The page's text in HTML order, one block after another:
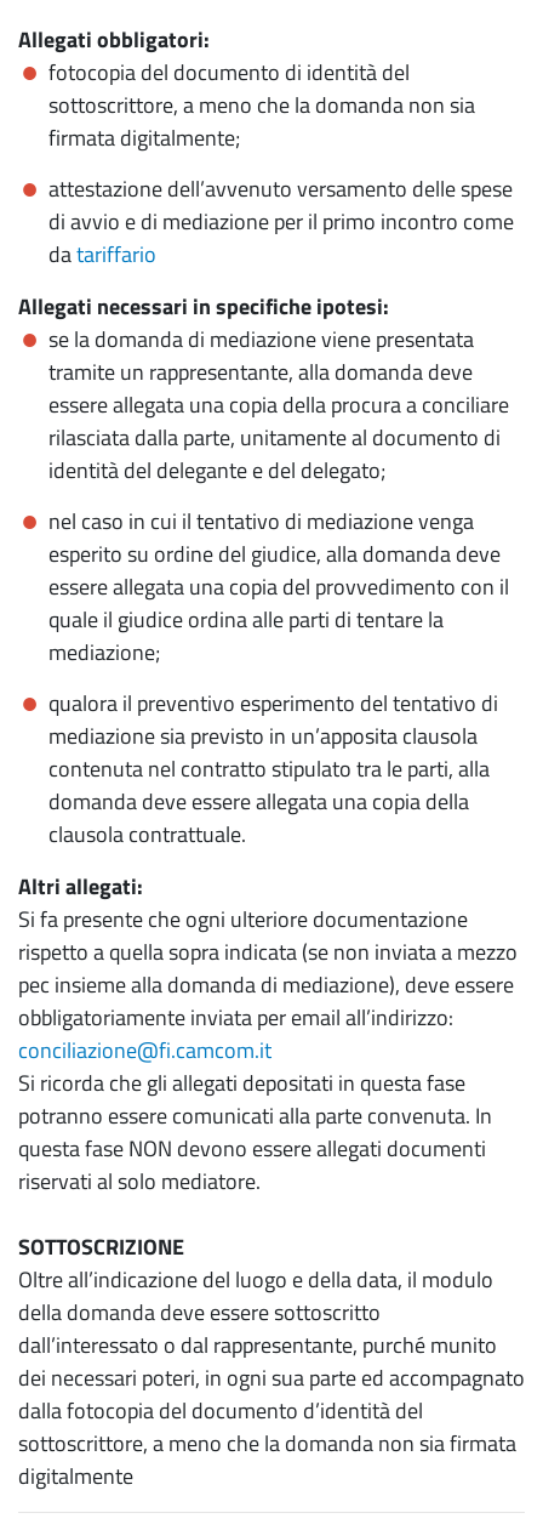
Allegati obbligatori:
fotocopia del documento di identità del
sottoscrittore, a meno che la domanda non sia
firmata digitalmente;
attestazione dell’avvenuto versamento delle spese
di avvio e di mediazione per il primo incontro come
datariffario
Allegati necessari in specifiche ipotesi:
se la domanda di mediazione viene presentata
tramite un rappresentante, alla domanda deve
essere allegata una copia della procura a conciliare
rilasciata dalla parte, unitamente al documento di
identità del delegante e del delegato;
nel caso in cui il tentativo di mediazione venga
esperito su ordine del giudice, alla domanda deve
essere allegata una copia del provvedimento con il
quale il giudice ordina alle parti di tentare la
mediazione;
qualora il preventivo esperimento del tentativo di
mediazione sia previsto in un’apposita clausola
contenuta nel contratto stipulato tra le parti, alla
domanda deve essere allegata una copia della
clausola contrattuale.
Altri allegati:
Si fa presente che ogni ulteriore documentazione
rispetto a quella sopra indicata (se non inviata a mezzo
pec insieme alla domanda di mediazione), deve essere
obbligatoriamente inviata per email all’indirizzo:
conciliazione@fi.camcom.it
Si ricorda che gli allegati depositati in questa fase
potranno essere comunicati alla parte convenuta. In
questa fase NON devono essere allegati documenti
riservati al solo mediatore.
SOTTOSCRIZIONE
Oltre all’indicazione del luogo e della data, il modulo
della domanda deve essere sottoscritto
dall’interessato o dal rappresentante, purché munito
dei necessari poteri, in ogni sua parte ed accompagnato
dalla fotocopia del documento d’identità del
sottoscrittore, a meno che la domanda non sia firmata
digitalmente